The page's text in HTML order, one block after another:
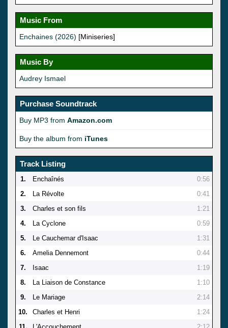
Music From
Enchaines (2026) [Miniseries]
Music By
Audrey Ismael
Purchase Soundtrack
Buy MP3 from Amazon.com
Buy the album from iTunes
Track Listing
1. Enchaînés
0:56
2.
La Révolte
0:41
3.
Charles et son fils
1:21
4.
La Cyclone
0:59
5.
Le Cauchemar d'Isaac
1:31
6.
Amelia Dennemont
0:44
7.
Isaac
1:19
8.
La Liaison de Constance
1:10
9.
Le Mariage
2:14
10.
Charles et Henri
1:24